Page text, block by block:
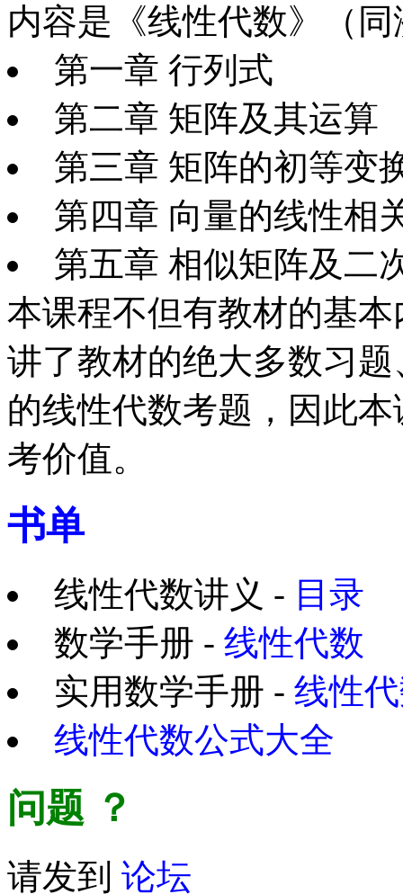
内容是《线性代数》（
第一章 行列式
第二章 矩阵及其运算
第三章 矩阵的初等变
第四章 向量的线性相
第五章 相似矩阵及二
本课程不但有教材的基
讲了教材的绝大多数习
的线性代数考题，因此
考价值。
书单
线性代数讲义 - 目录
数学手册 -线性代数
实用数学手册 -线性
线性代数公式大全
问题 ？
请发到 论坛